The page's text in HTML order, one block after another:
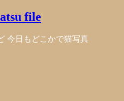
file
今日もどこかで猫写真